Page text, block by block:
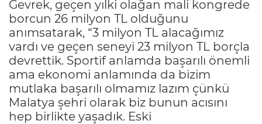
Gevrek, geçen yılki olağan mali kongrede
borcun 26 milyon TL olduğunu
anımsatarak, “3 milyon TL alacağımız
vardı ve geçen seneyi 23 milyon TL borçla
devrettik. Sportif anlamda başarılı önemli
ama ekonomi anlamında da bizim
mutlaka başarılı olmamız lazım çünkü
Malatya şehri olarak biz bunun acısını
hep birlikte yaşadık. Eski